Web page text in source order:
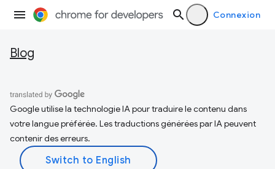
Connexion
Blog
Google utilise la technologie IA pour traduire le contenu dans
votre langue préférée. Les traductions générées par IA peuvent
contenir des erreurs.